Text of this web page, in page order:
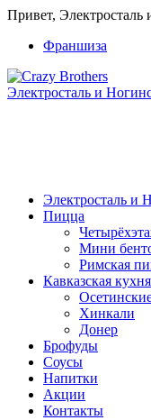
Привет,
Франшиза
Электросталь и
Электросталь и
Пицца
Мини
Римская
Кавказская кухня
Хинкали
Донер
Брофуды
Соусы
Напитки
Акции
Контакты